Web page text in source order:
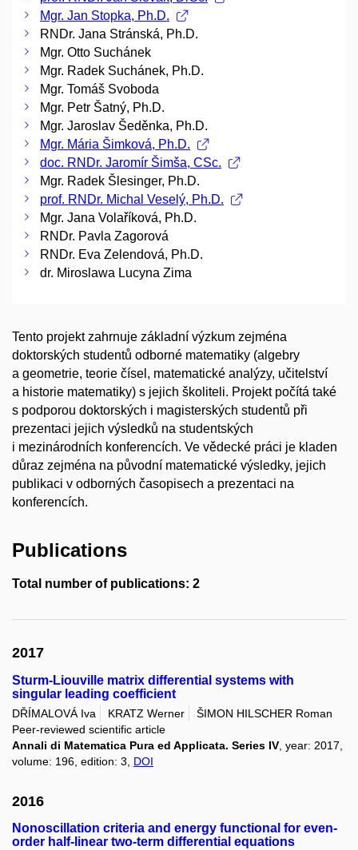
Mgr. Jan Stopka, Ph.D.
RNDr. Jana Stránská, Ph.D.
Mgr. Otto Suchánek
Mgr. Radek Suchánek, Ph.D.
Mgr. Tomáš Svoboda
Mgr. Petr Šatný, Ph.D.
Mgr. Jaroslav Šeděnka, Ph.D.
Mgr. Mária Šimková, Ph.D.
doc. RNDr. Jaromír Šimša, CSc.
Mgr. Radek Šlesinger, Ph.D.
prof. RNDr. Michal Veselý, Ph.D.
Mgr. Jana Volaříková, Ph.D.
RNDr. Pavla Zagorová
RNDr. Eva Zelendová, Ph.D.
dr. Miroslawa Lucyna Zima
Tento projekt zahrnuje základní výzkum zejména
doktorských studentů odborné matematiky (algebry
a geometrie, teorie čísel, matematické analýzy, učitelství
a historie matematiky) s jejich školiteli. Projekt počítá také
s podporou doktorských i magisterských studentů při
prezentaci jejich výsledků na studentských
i mezinárodních konferencích. Ve vědecké práci je kladen
důraz zejména na původní matematické výsledky, jejich
publikaci v odborných časopisech a prezentaci na
konferencích.
Publications
Total number of publications: 2
2017
Sturm-Liouville matrix differential systems with
singular leading coefficient
DŘÍMALOVÁ Iva KRATZ Werner
ŠIMON HILSCHER Roman
Peer-reviewed scientific article
Annali di Matematica Pura ed Applicata. Series IV , year: 2017,
volume: 196, edition: 3, DOI
2016
Nonoscillation criteria and energy functional for even-
order half-linear two-term differential equations